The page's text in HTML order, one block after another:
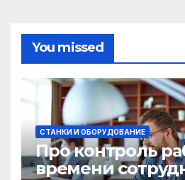
You missed
СТАНКИ И ОБОРУДОВАНИЕ
Про контроль
времени